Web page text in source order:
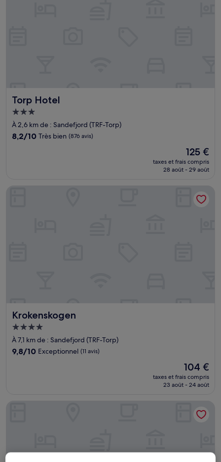
Torp Hotel
Torp Hotel
Hébergement
3.0 étoiles
À 2,6 km de : Sandefjord (TRF-Torp)
8.2
8,2/10 Très bien (876 avis)
Le
nouveau
prix
125 €
125 €
taxes et frais compris
28 août - 29 août
Krokenskogen
Krokenskogen
Hébergement
4.0 étoiles
À 7,1 km de : Sandefjord (TRF-Torp)
9.8
9,8/10 Exceptionnel (11 avis)
Le
nouveau
prix
de
104 €
104 €
taxes et frais compris
23 août - 24 août
Krokenskogen